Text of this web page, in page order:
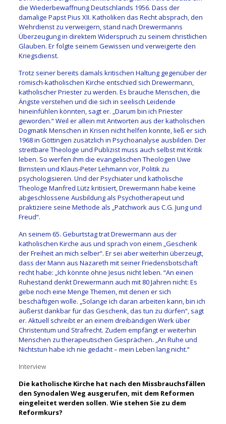
die Wiederbewaffnung Deutschlands 1956. Dass der
damalige Papst Pius XII. Katholiken das Recht absprach, den
Wehrdienst zu verweigern, stand nach Drewermanns
Überzeugung in direktem Widerspruch zu seinem christlichen
Glauben. Er folgte seinem Gewissen und verweigerte den
Kriegsdienst.
Trotz seiner bereits damals kritischen Haltung gegenüber der
römisch-katholischen Kirche entschied sich Drewermann,
katholischer Priester zu werden. Es brauche Menschen, die
Ängste verstehen und die sich in seelisch Leidende
hineinfühlen könnten, sagt er. „Darum bin ich Priester
geworden.“ Weil er allein mit Antworten aus der katholischen
Dogmatik Menschen in Krisen nicht helfen konnte, ließ er sich
1968 in Göttingen zusätzlich in Psychoanalyse ausbilden. Der
streitbare Theologe und Publizist muss auch selbst mit Kritik
leben. So werfen ihm die evangelischen Theologen Uwe
Birnstein und Klaus-Peter Lehmann vor, Politik zu
psychologisieren. Und der Psychiater und katholische
Theologe Manfred Lütz kritisiert, Drewermann habe keine
abgeschlossene Ausbildung als Psychotherapeut und
praktiziere seine Methode als „Patchwork aus C.G. Jung und
Freud“.
An seinem 65. Geburtstag trat Drewermann aus der
katholischen Kirche aus und sprach von einem „Geschenk
der Freiheit an mich selber“. Er sei aber weiterhin überzeugt,
dass der Mann aus Nazareth mit seiner Friedensbotschaft
recht habe: „Ich könnte ohne Jesus nicht leben. “An einen
Ruhestand denkt Drewermann auch mit 80 Jahren nicht: Es
gebe noch eine Menge Themen, mit denen er sich
beschäftigen wolle. „Solange ich daran arbeiten kann, bin ich
äußerst dankbar für das Geschenk, das tun zu dürfen“, sagt
er. Aktuell schreibt er an einem dreibändigen Werk über
Christentum und Strafrecht. Zudem empfängt er weiterhin
Menschen zu therapeutischen Gesprächen. „An Ruhe und
Nichtstun habe ich nie gedacht – mein Leben lang nicht.“
Interview
Die katholische Kirche hat nach den Missbrauchsfällen
den Synodalen Weg ausgerufen, mit dem Reformen
eingeleitet werden sollen. Wie stehen Sie zu dem
Reformkurs?